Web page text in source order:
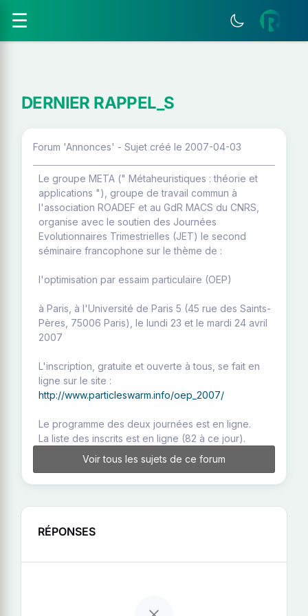
☰
DERNIER RAPPEL_S
Forum 'Annonces' - Sujet créé le 2007-04-03
Le groupe META (" Métaheuristiques : théorie et
applications "), groupe de travail commun à
l'association ROADEF et au GdR MACS du CNRS,
organise avec le soutien des Journées
Evolutionnaires Trimestrielles (JET) le second
séminaire francophone sur le thème de :
l'optimisation par essaim particulaire (OEP)
à Paris, à l'Université de Paris 5 (45 rue des Saints-
Pères, 75006 Paris), le lundi 23 et le mardi 24 avril
2007
L'inscription, gratuite et ouverte à tous, se fait en
ligne sur le site :
http://www.particleswarm.info/oep_2007/
Le programme des deux journées est en ligne.
La liste des inscrits est en ligne (82 à ce jour).
Voir tous les sujets de ce forum
RÉPONSES